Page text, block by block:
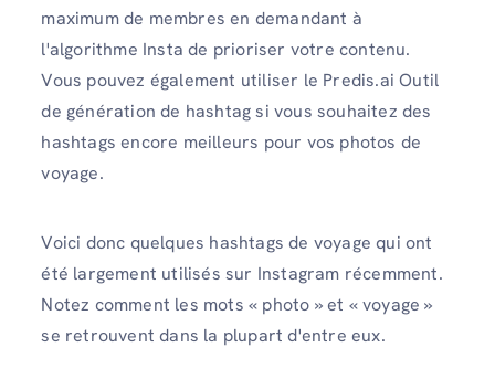
maximum de membres en demandant à
l'algorithme Insta de prioriser votre contenu.
Vous pouvez également utiliser le Predis.ai Outil
de génération de hashtag si vous souhaitez des
hashtags encore meilleurs pour vos photos de
voyage.
Voici donc quelques hashtags de voyage qui ont
été largement utilisés sur Instagram récemment.
Notez comment les mots « photo » et « voyage »
se retrouvent dans la plupart d'entre eux.